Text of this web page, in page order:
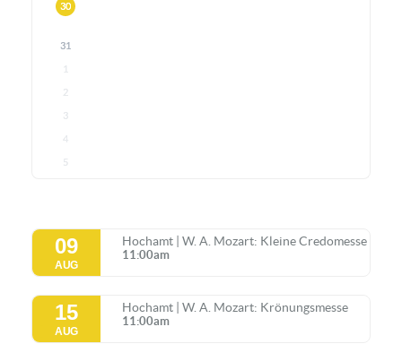
30
31
1
2
3
4
5
09
AUG
Hochamt | W. A. Mozart: Kleine Credomesse
11:00am
15
AUG
Hochamt | W. A. Mozart: Krönungsmesse
11:00am